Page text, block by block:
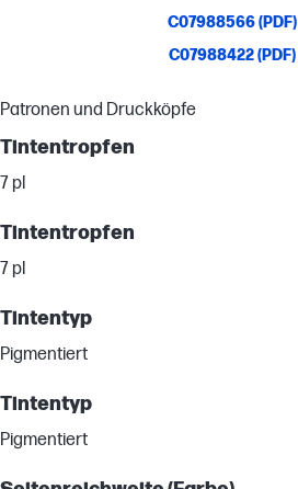
C07988566 (PDF)
C07988422 (PDF)
Patronen und Druckköpfe
Tintentropfen
7 pl
Tintentropfen
7 pl
Tintentyp
Pigmentiert
Tintentyp
Pigmentiert